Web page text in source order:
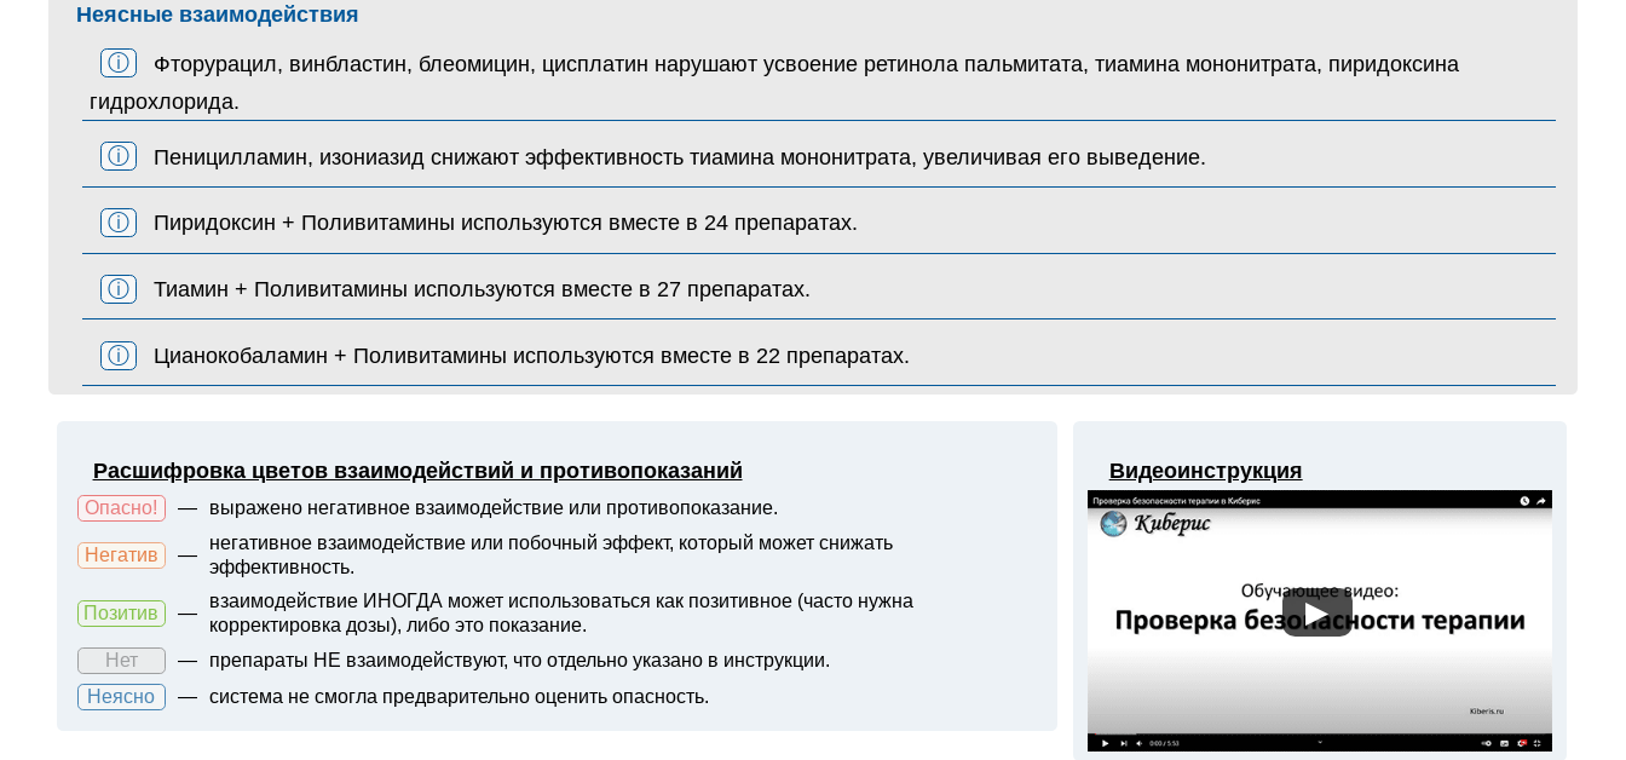
Неясные взаимодействия
ⓘ
Фторурацил, винбластин, блеомицин, цисплатин нарушают усвоение ретинола пальмитата, тиамина мононитрата, пиридоксина
гидрохлорида.
ⓘ Пеницилламин, изониазид снижают эффективность тиамина мононитрата, увеличивая его выведение.
ⓘ Пиридоксин + Поливитамины используются вместе в 24 препаратах.
ⓘ Тиамин + Поливитамины используются вместе в 27 препаратах.
ⓘ Цианокобаламин + Поливитамины используются вместе в 22 препаратах.
Расшифровка цветов взаимодействий и противопоказаний
Опасно! — выражено негативное взаимодействие или противопоказание.
Негатив —
негативное взаимодействие или побочный эффект, который может снижать
эффективность.
Позитив —
взаимодействие ИНОГДА может использоваться как позитивное (часто нужна
корректировка дозы), либо это показание.
Нет
—
препараты НЕ взаимодействуют, что отдельно указано в инструкции.
Неясно
— система не смогла предварительно оценить опасность.
Видеоинструкция
▶